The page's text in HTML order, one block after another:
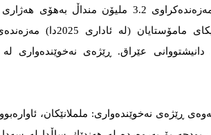
بە دواکەوتوویی دەبەسترێنەوە. بە مەزەندەکراوی
ڕێژەی نەخوێندەواری: ململانێکان،